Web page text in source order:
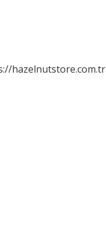
hazelnutstore.com.tr